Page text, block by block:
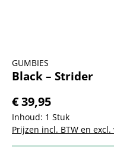
GUMBIES
Black – Strider
€ 39,95
Inhoud: 1 Stuk
Prijzen incl. BTW en